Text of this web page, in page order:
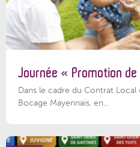
Journée « Promotion
Dans le cadre du Contrat Local
Bocage Mayennais, en...